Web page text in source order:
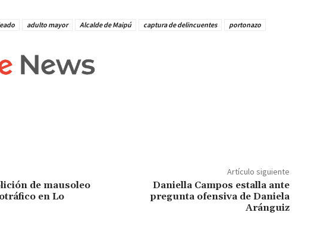
adulto mayor Alcalde de Maipú captura de delincuentes portonazo
de mausoleo
en Lo
Artículo siguiente
Daniella Campos estalla ante
pregunta ofensiva de Daniela
Aránguiz